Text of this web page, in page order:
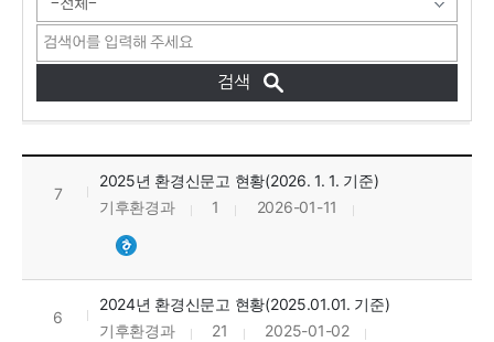
환경신문고 현황 목록으로 번호, 제목, 작성자, 조회수, 등록일, 첨부파일로 정보를 제공하고 있습니다.
7
2025년 환경신문고 현황(2026. 1. 1. 기준)
기후환경과
1 2026-01-11
6
2024년 환경신문고 현황(2025.01.01. 기준)
기후환경과
21 2025-01-02